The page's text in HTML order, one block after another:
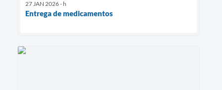
27 JAN 2026 - h
Entrega de medicamentos